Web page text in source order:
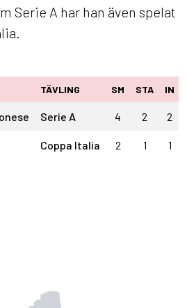
Serie A har han även spelat
TÄVLING SM STA IN
Serie A 4 2 2
Coppa Italia 2 1 1